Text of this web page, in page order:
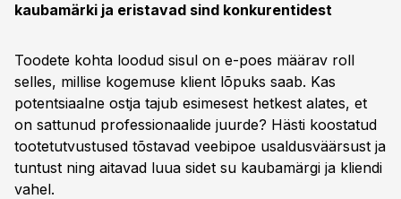
kaubamärki ja eristavad sind konkurentidest
Toodete kohta loodud sisul on e-poes määrav roll
selles, millise kogemuse klient lõpuks saab. Kas
potentsiaalne ostja tajub esimesest hetkest alates, et
on sattunud professionaalide juurde? Hästi koostatud
tootetutvustused tõstavad veebipoe usaldusväärsust ja
tuntust ning aitavad luua sidet su kaubamärgi ja kliendi
vahel.